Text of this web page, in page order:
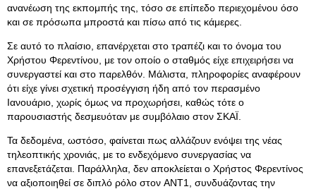
ανανέωση της εκπομπής της, τόσο σε επίπεδο περιεχομένου όσο
και σε πρόσωπα μπροστά και πίσω από τις κάμερες.
Σε αυτό το πλαίσιο, επανέρχεται στο τραπέζι και το όνομα του
Χρήστου Φερεντίνου, με τον οποίο ο σταθμός είχε επιχειρήσει να
συνεργαστεί και στο παρελθόν. Μάλιστα, πληροφορίες αναφέρουν
ότι είχε γίνει σχετική προσέγγιση ήδη από τον περασμένο
Ιανουάριο, χωρίς όμως να προχωρήσει, καθώς τότε ο
παρουσιαστής δεσμευόταν με συμβόλαιο στον ΣΚΑΪ.
Τα δεδομένα, ωστόσο, φαίνεται πως αλλάζουν ενόψει της νέας
τηλεοπτικής χρονιάς, με το ενδεχόμενο συνεργασίας να
επανεξετάζεται. Παράλληλα, δεν αποκλείεται ο Χρήστος Φερεντίνος
να αξιοποιηθεί σε διπλό ρόλο στον ANT1, συνδυάζοντας την